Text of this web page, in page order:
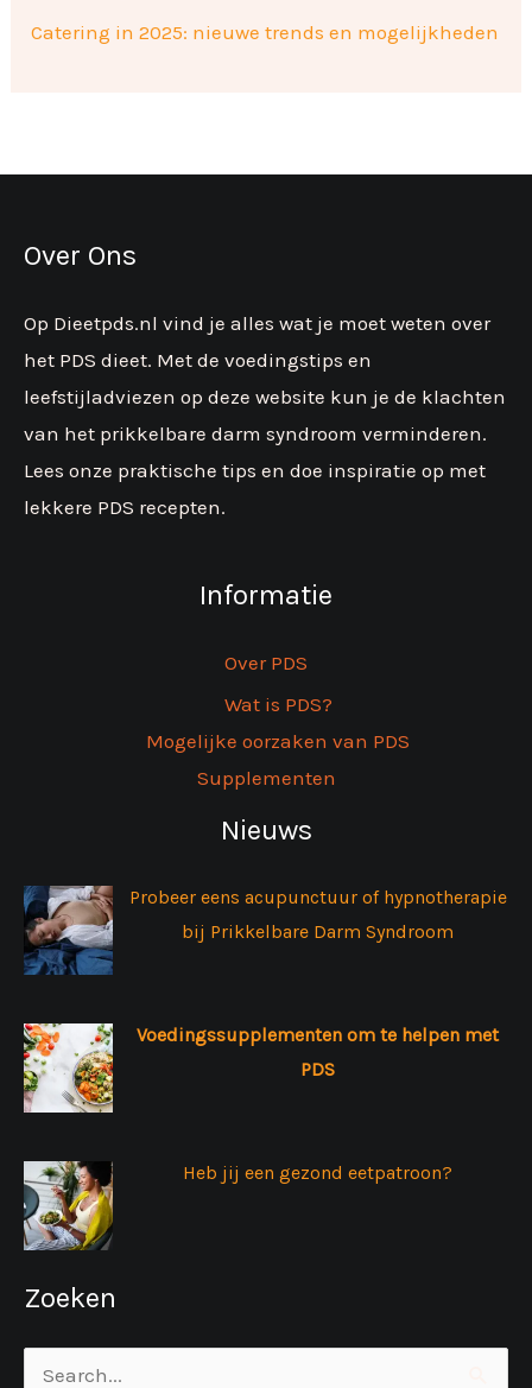
Catering in 2025: nieuwe trends en mogelijkheden
Over Ons
Op Dieetpds.nl vind je alles wat je moet weten over
het PDS dieet. Met de voedingstips en
leefstijladviezen op deze website kun je de klachten
van het prikkelbare darm syndroom verminderen.
Lees onze praktische tips en doe inspiratie op met
lekkere PDS recepten.
Informatie
Over PDS
Wat is PDS?
Mogelijke oorzaken van PDS
Supplementen
Nieuws
Probeer eens acupunctuur of hypnotherapie
bij Prikkelbare Darm Syndroom
Voedingssupplementen om te helpen met
PDS
Heb jij een gezond eetpatroon?
Zoeken
Zoek